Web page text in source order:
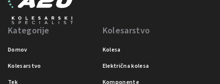
Kategorije
Domov
Kolesarstvo
Tek
Kolesarstvo
Kolesa
Električna kolesa
Komponente